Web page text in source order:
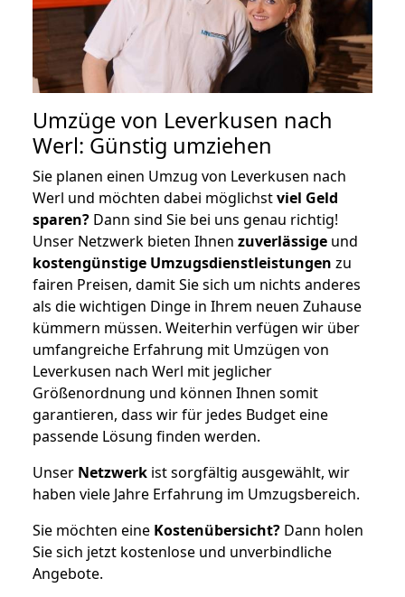
Umzüge von Leverkusen nach
Werl: Günstig umziehen
Sie planen einen Umzug von Leverkusen nach
Werl und möchten dabei möglichstviel Geld
sparen? Dann sind Sie bei uns genau richtig!
Unser Netzwerk bieten Ihnen zuverlässige und
kostengünstige Umzugsdienstleistungen zu
fairen Preisen, damit Sie sich um nichts anderes
als die wichtigen Dinge in Ihrem neuen Zuhause
kümmern müssen. Weiterhin verfügen wir über
umfangreiche Erfahrung mit Umzügen von
Leverkusen nach Werl mit jeglicher
Größenordnung und können Ihnen somit
garantieren, dass wir für jedes Budget eine
passende Lösung finden werden.
Unser Netzwerk ist sorgfältig ausgewählt, wir
haben viele Jahre Erfahrung im Umzugsbereich.
Sie möchten eine Kostenübersicht? Dann holen
Sie sich jetzt kostenlose und unverbindliche
Angebote.